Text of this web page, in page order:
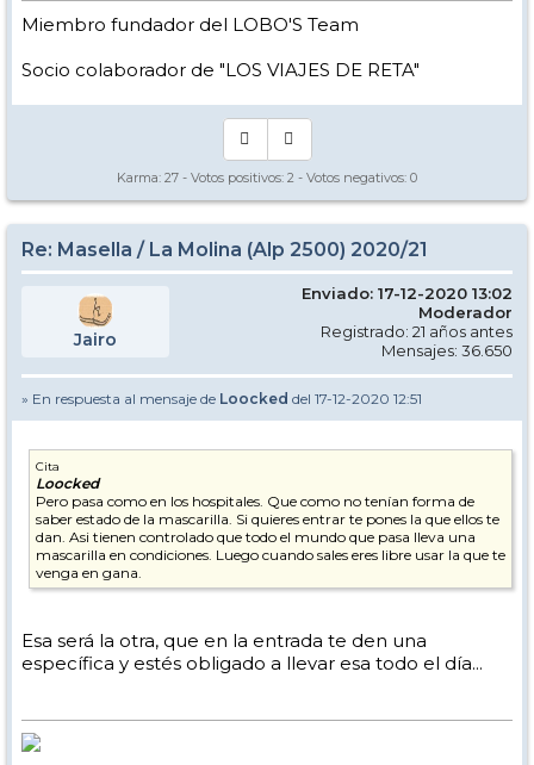
Miembro fundador del LOBO'S Team
Socio colaborador de "LOS VIAJES DE RETA"
Karma: 27 - Votos positivos: 2 - Votos negativos: 0
Re: Masella / La Molina (Alp 2500) 2020/21
Jairo
Enviado: 17-12-2020 13:02
Moderador
Registrado: 21 años antes
Mensajes: 36.650
» En respuesta al mensaje de Loocked del 17-12-2020 12:51
Cita
Loocked
Pero pasa como en los hospitales. Que como no tenían forma de
saber estado de la mascarilla. Si quieres entrar te pones la que ellos te
dan. Asi tienen controlado que todo el mundo que pasa lleva una
mascarilla en condiciones. Luego cuando sales eres libre usar la que te
venga en gana.
Esa será la otra, que en la entrada te den una
específica y estés obligado a llevar esa todo el día...